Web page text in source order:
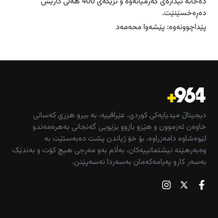
دەڕەخسێنێت.
پێداچوونەوە: پێشەوا محەمەد
دیجیتاڵ میدیایەکی کوردی، عێراقییە، بە بیرو هزری کەسانی
خاوەن ئەزموون و هێزو بازوو بزێویی گەنجانی بەهرەمەندو
لێوەشاوە دامەزراوە، بۆ خۆ ژیاندن پشت دەبەستێت بە
وەبەرهێنە نیشتمانییەکان، بەڵام بەو مەرجی هیچ کۆت و بەندێک
بەسەر کارو پەیامەکەمان بەسەردا نەسەپێنن.